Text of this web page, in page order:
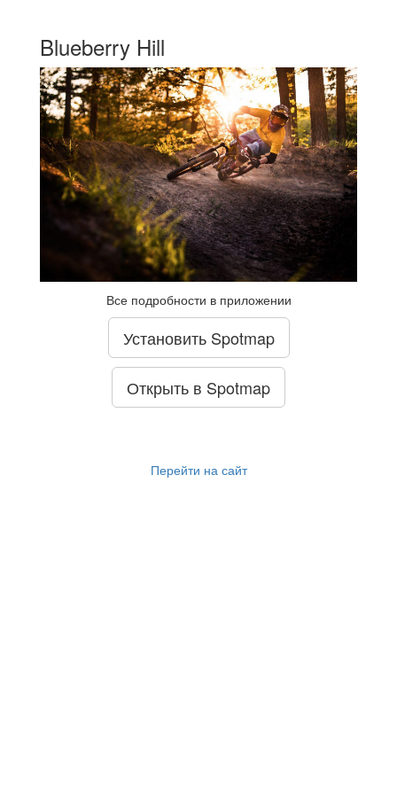
Blueberry Hill
Все подробности в приложении
Установить Spotmap
Открыть в Spotmap
Перейти на сайт